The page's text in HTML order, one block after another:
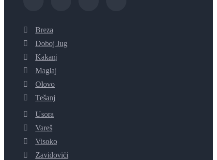
Breza
Doboj Jug
Kakanj
Maglaj
Olovo
Tešanj
Usora
Vareš
Visoko
Zavidovići